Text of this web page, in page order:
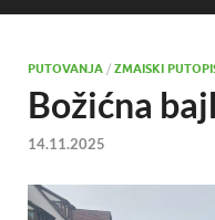
PUTOVANJA / ZMAISKI
Božićna
14.11.2025